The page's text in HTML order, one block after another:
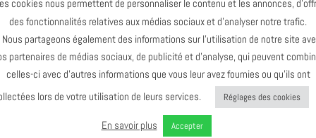
: c’est Don Nino (NLF3 / Prohibition…) et Françoiz Breut,
Songs In Inferno » Don & Françoiz convoquent l’esprit frappeur
Billie, Donovan, Jefferson Airplane ou des Kinks et marquent
claviers
guitare, basse, voix
: batterie, sampler
cookies nous permettent de personnaliser le contenu et les annonces,
des fonctionnalités relatives aux médias sociaux et d’analyser notre trafic.
Nous partageons également des informations sur l’utilisation de notre site
partenaires de médias sociaux, de publicité et d’analyse, qui peuvent
celles-ci avec d’autres informations que vous leur avez fournies ou qu’ils ont
lors de votre utilisation de leurs services.
Réglages des cookies
En savoir plus Accepter